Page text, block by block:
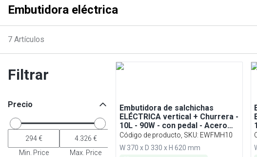
Embutidora eléctrica
7 Artículos
Filtrar
Precio
Min. Price Max. Price
Embutidora de salchichas
ELÉCTRICA vertical + Churrera -
10L - 90W - con pedal - Acero
inoxidable - con 4 tubos de
embutición y 3 boquillas para
churros
Código de producto, SKU: EWFMH10
W 370 x D 330 x H 620 mm